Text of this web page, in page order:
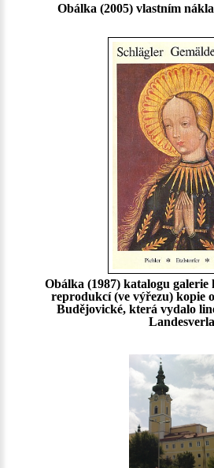
Obálka (2005) vlastním
Obálka (1987) katalogu galerie
reprodukcí (ve výřezu) kopie
Budějovické, která vydalo